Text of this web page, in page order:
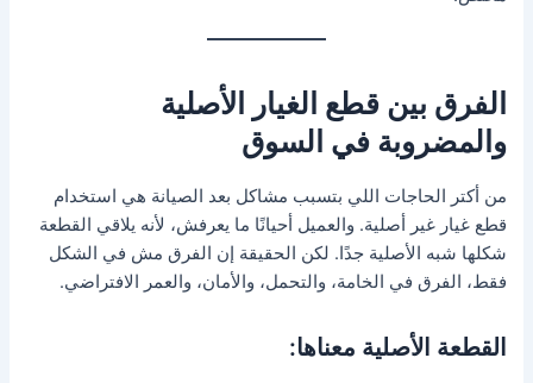
الفرق بين قطع الغيار الأصلية
والمضروبة في السوق
من أكتر الحاجات اللي بتسبب مشاكل بعد الصيانة هي استخدام
قطع غيار غير أصلية. والعميل أحيانًا ما يعرفش، لأنه يلاقي القطعة
شكلها شبه الأصلية جدًا. لكن الحقيقة إن الفرق مش في الشكل
فقط، الفرق في الخامة، والتحمل، والأمان، والعمر الافتراضي.
القطعة الأصلية معناها: